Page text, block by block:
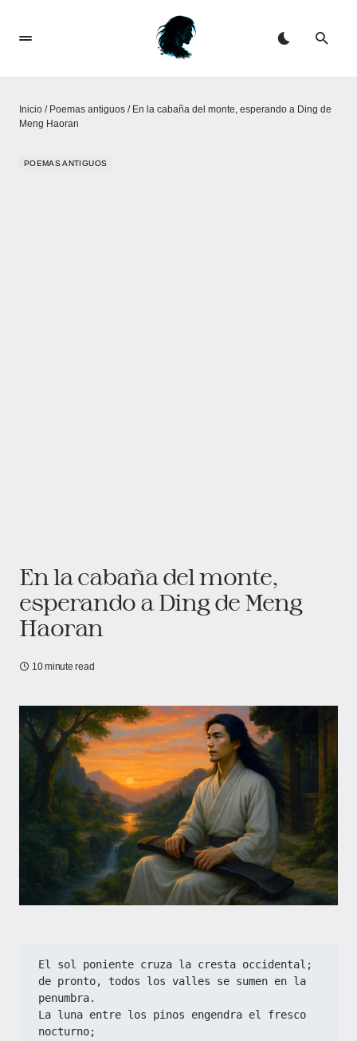
Inicio / Poemas antiguos / En la cabaña del monte, esperando a Ding de
Meng Haoran
POEMAS ANTIGUOS
En la cabaña del monte,
esperando a Ding de Meng
Haoran
10 minute read
El sol poniente cruza la cresta occidental;
de pronto, todos los valles se sumen en la
penumbra.
La luna entre los pinos engendra el fresco
nocturno;